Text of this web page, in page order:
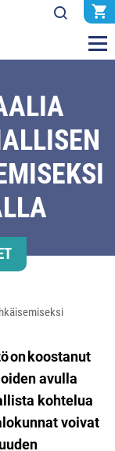
on koostanut
avulla
kohtelua
voivat